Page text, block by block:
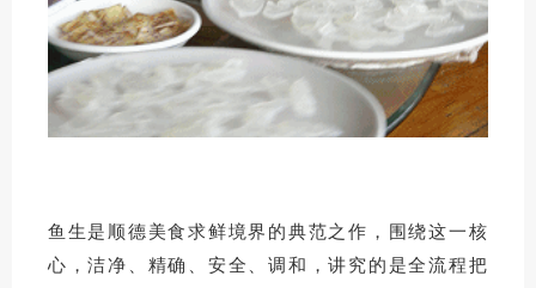
鱼生是顺德美食求鲜境界的典范之作，围绕这一核
心，洁净、精确、安全、调和，讲究的是全流程把